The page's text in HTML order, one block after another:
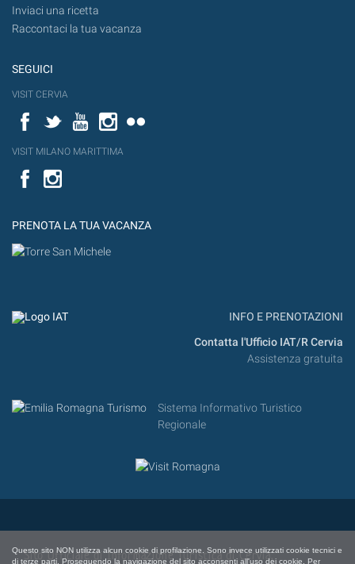
Questo sito NON utilizza alcun cookie di profilazione. Sono invece utilizzati cookie tecnici e
di terze parti. Proseguendo la navigazione del sito acconsenti all'uso dei cookie. Per
Inviaci una ricetta
Raccontaci la tua vacanza
SEGUICI
VISIT CERVIA
FacebookTwitterYouTubeInstagram
VISIT MILANO MARITTIMA
Facebook
PRENOTA LA TUA VACANZA
INFO E PRENOTAZIONI
Contatta l'Ufficio IAT/R Cervia
Assistenza gratuita
Sistema Informativo Turistico
Regionale
Sito Ufficiale di Informazione Turistica di Cervia,